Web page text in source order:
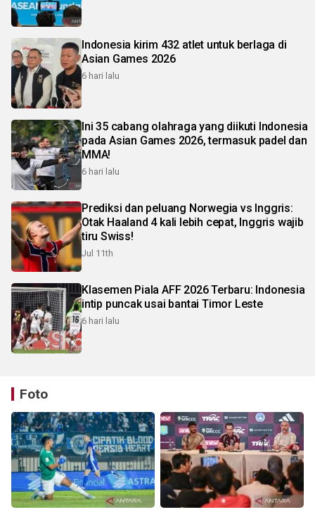
Indonesia kirim 432 atlet untuk berlaga di
Asian Games 2026
6 hari lalu
Ini 35 cabang olahraga yang diikuti Indonesia
pada Asian Games 2026, termasuk padel dan
MMA!
6 hari lalu
Prediksi dan peluang Norwegia vs Inggris:
Otak Haaland 4 kali lebih cepat, Inggris wajib
tiru Swiss!
Jul 11th
Klasemen Piala AFF 2026 Terbaru: Indonesia
intip puncak usai bantai Timor Leste
6 hari lalu
Foto